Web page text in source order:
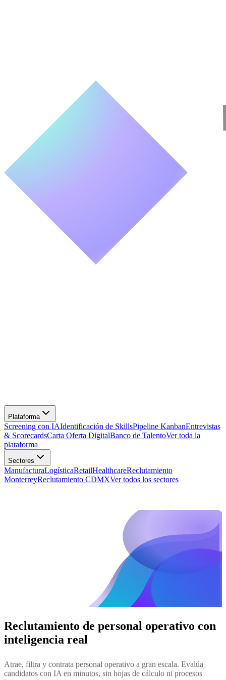
Screening con IAIdentificación de SkillsPipeline KanbanEntrevistas
& ScorecardsCarta Oferta DigitalBanco de TalentoVer toda la
plataforma
ManufacturaLogísticaRetailHealthcareReclutamiento
MonterreyReclutamiento CDMXVer todos los sectores
Reclutamiento de personal operativo con
inteligencia real
Atrae, filtra y contrata personal operativo a gran escala. Evalúa
candidatos con IA en minutos, sin hojas de cálculo ni procesos